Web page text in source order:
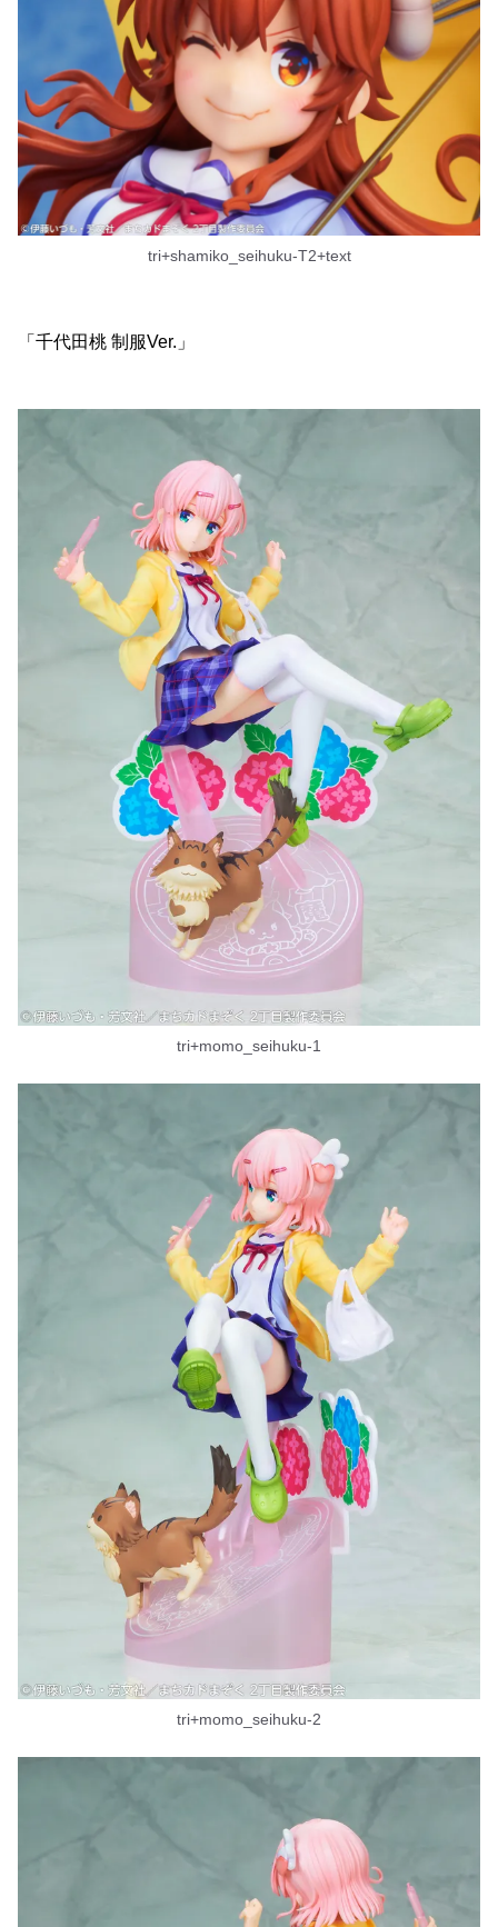
tri+shamiko_seihuku-T2+text
「千代田桃 制服Ver.」
tri+momo_seihuku-1
tri+momo_seihuku-2